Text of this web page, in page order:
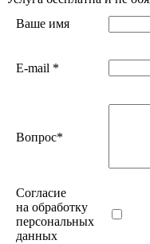
Ваше имя
E-mail *
Вопрос*
Согласие
на обработку
персональных
данных